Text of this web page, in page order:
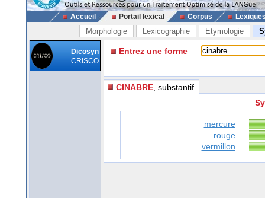
Accueil Portail lexical Corpus
Morphologie Lexicographie Etymologie
Dicosyn
CRISCO
Entrez une forme
CINABRE , substantif
mercure
rouge
vermillon